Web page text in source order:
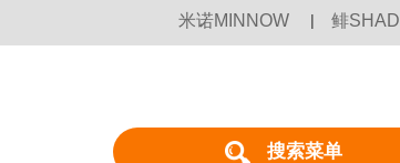
米诺MINNOW | 鲱SHAD
搜索菜单